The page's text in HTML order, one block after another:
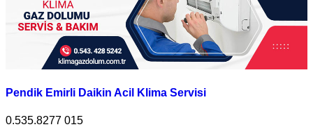
Pendik Emirli Daikin Acil Klima Servisi
0.535.8277 015